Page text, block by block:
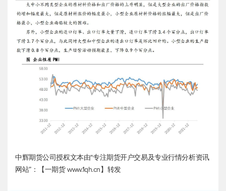
中辉期货公司授权文本由“专注期货开户交易及专业行情分析资讯
网站”：【一期货 www.1qh.cn】转发